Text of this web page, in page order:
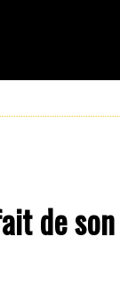
de son